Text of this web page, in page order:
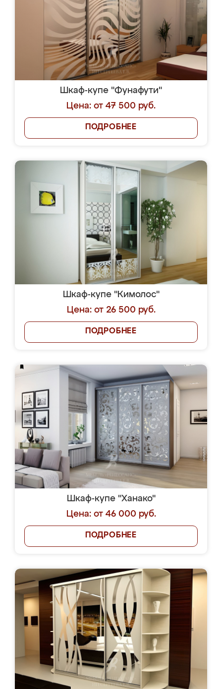
Шкаф-купе "Фунафути"
Цена: от 47 500 руб.
ПОДРОБНЕЕ
Шкаф-купе "Кимолос"
Цена: от 26 500 руб.
ПОДРОБНЕЕ
Шкаф-купе "Ханако"
Цена: от 46 000 руб.
ПОДРОБНЕЕ